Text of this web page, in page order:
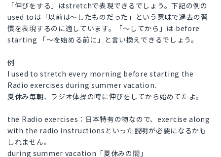
「伸びをする」はstretchで表現できるでしょう。下記の例の
used toは「以前は～したものだった」という意味で過去の習
慣を表現するのに適しています。「～してから」は before
starting 「～を始める前に」と言い換えできるでしょう。
例
I used to stretch every morning before starting the
Radio exercises during summer vacation.
夏休み毎朝、ラジオ体操の時に伸びをしてから始めてたよ。
the Radio exercises：日本特有の物なので、exercise along
with the radio instructionsといった説明が必要になるかも
しれません。
during summer vacation「夏休みの間」